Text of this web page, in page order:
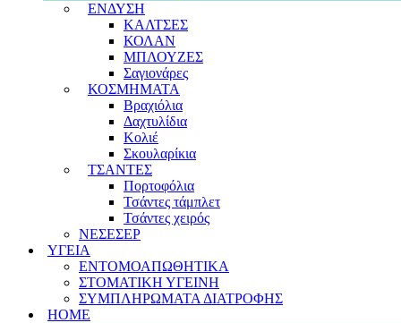
ΕΝΔΥΣΗ
ΚΑΛΤΣΕΣ
ΚΟΛΑΝ
ΜΠΛΟΥΖΕΣ
Σαγιονάρες
ΚΟΣΜΗΜΑΤΑ
Βραχιόλια
Δαχτυλίδια
Κολιέ
Σκουλαρίκια
ΤΣΑΝΤΕΣ
Πορτοφόλια
Τσάντες τάμπλετ
Τσάντες χειρός
ΝΕΣΕΣΕΡ
ΥΓΕΙΑ
ΕΝΤΟΜΟΑΠΩΘΗΤΙΚΑ
ΣΤΟΜΑΤΙΚΗ ΥΓΕΙΝΗ
ΣΥΜΠΛΗΡΩΜΑΤΑ ΔΙΑΤΡΟΦΗΣ
HOME